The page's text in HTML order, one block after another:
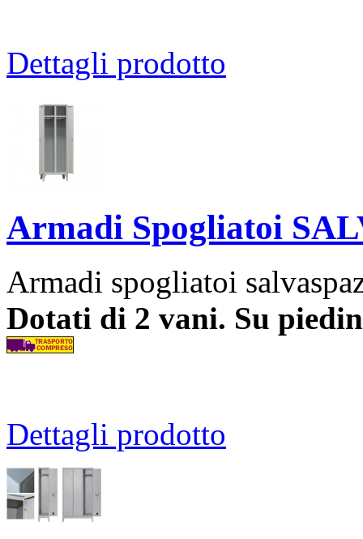
Dettagli prodotto
Armadi Spogliatoi
Armadi spogliatoi
Dotati di 2 vani. Su
Dettagli prodotto